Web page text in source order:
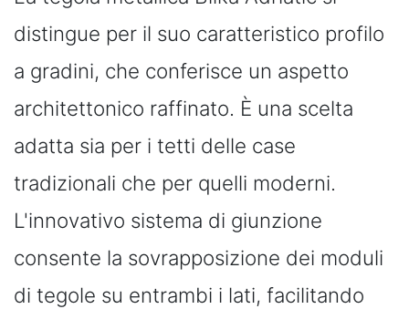
distingue per il suo caratteristico profilo
a gradini, che conferisce un aspetto
architettonico raffinato. È una scelta
adatta sia per i tetti delle case
tradizionali che per quelli moderni.
L'innovativo sistema di giunzione
consente la sovrapposizione dei moduli
di tegole su entrambi i lati, facilitando